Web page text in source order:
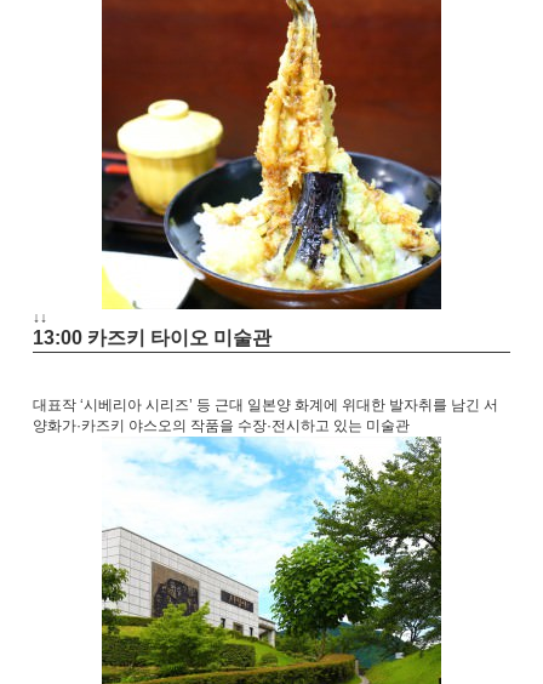
↓↓
13:00 카즈키 타이오 미술관
대표작 ‘시베리아 시리즈’ 등 근대 일본양 화계에 위대한 발자취를 남긴 서
양화가·카즈키 야스오의 작품을 수장·전시하고 있는 미술관